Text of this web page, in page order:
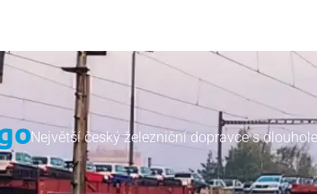
Největší český železniční dopravce s